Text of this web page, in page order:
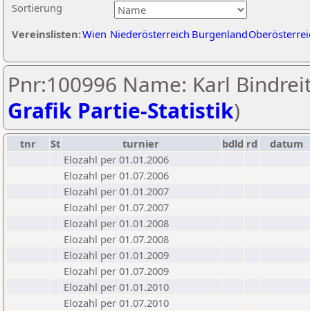
Sortierung
Vereinslisten:Wien Niederösterreich Burgenland
Pnr:100996 Name: Karl
Grafik Partie-Statistik)
tnr St turnier bdld rd
datum
Elozahl per 01.01.2006
Elozahl per 01.07.2006
Elozahl per 01.01.2007
Elozahl per 01.07.2007
Elozahl per 01.01.2008
Elozahl per 01.07.2008
Elozahl per 01.01.2009
Elozahl per 01.07.2009
Elozahl per 01.01.2010
Elozahl per 01.07.2010